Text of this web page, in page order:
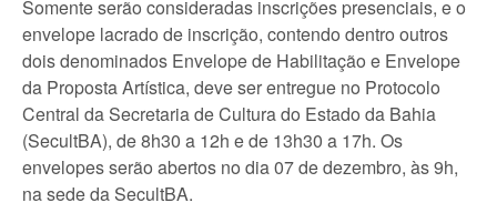
Somente serão consideradas inscrições presenciais, e o
envelope lacrado de inscrição, contendo dentro outros
dois denominados Envelope de Habilitação e Envelope
da Proposta Artística, deve ser entregue no Protocolo
Central da Secretaria de Cultura do Estado da Bahia
(SecultBA), de 8h30 a 12h e de 13h30 a 17h. Os
envelopes serão abertos no dia 07 de dezembro, às 9h,
na sede da SecultBA.